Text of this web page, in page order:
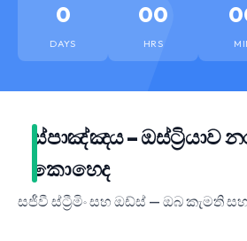
0
DAYS
00
HRS
ස්පාඤ්ඤය – ඔස්ට්‍රියාව
කොහෙද
සජීවී ස්ට්‍රීමිං සහ ඔඩ්ස් — ඔබ කැමති